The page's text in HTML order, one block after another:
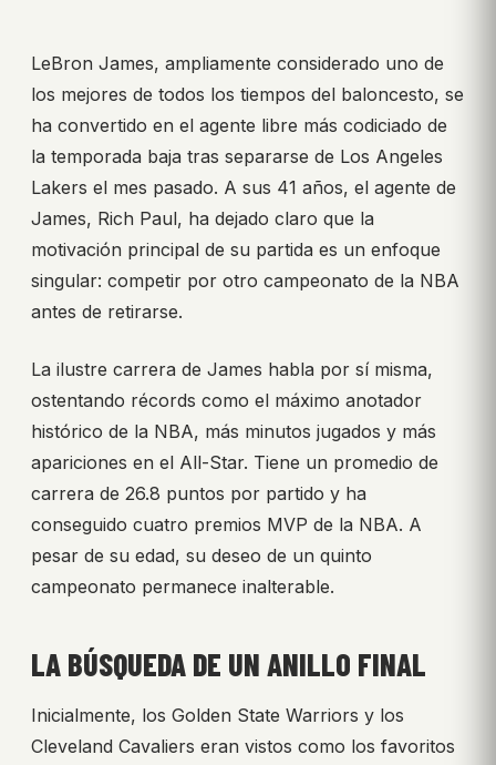
LeBron James, ampliamente considerado uno de
los mejores de todos los tiempos del baloncesto, se
ha convertido en el agente libre más codiciado de
la temporada baja tras separarse de Los Angeles
Lakers el mes pasado. A sus 41 años, el agente de
James, Rich Paul, ha dejado claro que la
motivación principal de su partida es un enfoque
singular: competir por otro campeonato de la NBA
antes de retirarse.
La ilustre carrera de James habla por sí misma,
ostentando récords como el máximo anotador
histórico de la NBA, más minutos jugados y más
apariciones en el All-Star. Tiene un promedio de
carrera de 26.8 puntos por partido y ha
conseguido cuatro premios MVP de la NBA. A
pesar de su edad, su deseo de un quinto
campeonato permanece inalterable.
LA BÚSQUEDA DE UN ANILLO FINAL
Inicialmente, los Golden State Warriors y los
Cleveland Cavaliers eran vistos como los favoritos